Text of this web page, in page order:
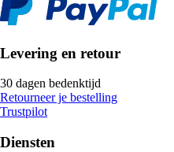
Levering en retour
30 dagen bedenktijd
Retourneer je bestelling
Trustpilot
Diensten